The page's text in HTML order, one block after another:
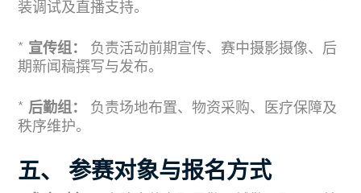
装调试及直播支持。
* 宣传组：
负责活动前期宣传、赛中摄影摄像、后
期新闻稿撰写与发布。
* 后勤组：
负责场地布置、物资采购、医疗保障及
秩序维护。
五、 参赛对象与报名方式